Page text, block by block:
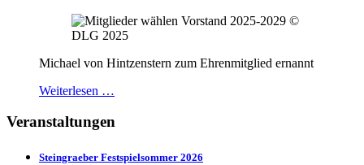
Michael von Hintzenstern zum Ehrenmitglied ernannt
Weiterlesen …
Veranstaltungen
Steingraeber Festspielsommer 2026